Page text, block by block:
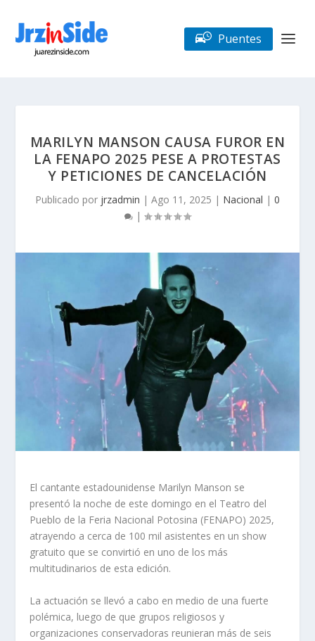
Puentes
MARILYN MANSON CAUSA FUROR EN
LA FENAPO 2025 PESE A PROTESTAS
Y PETICIONES DE CANCELACIÓN
Publicado por jrzadmin | Ago 11, 2025 | Nacional | 0
|
El cantante estadounidense Marilyn Manson se
presentó la noche de este domingo en el Teatro del
Pueblo de la Feria Nacional Potosina (FENAPO) 2025,
atrayendo a cerca de 100 mil asistentes en un show
gratuito que se convirtió en uno de los más
multitudinarios de esta edición.
La actuación se llevó a cabo en medio de una fuerte
polémica, luego de que grupos religiosos y
organizaciones conservadoras reunieran más de seis